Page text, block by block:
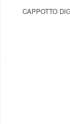
CAPPOTTO